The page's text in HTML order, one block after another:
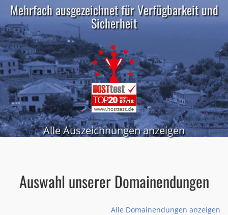
Mehrfach ausgezeichnet für Verfügbarkeit und
Sicherheit
Alle Auszeichnungen anzeigen
Auswahl unserer Domainendungen
Alle Domainendungen anzeigen